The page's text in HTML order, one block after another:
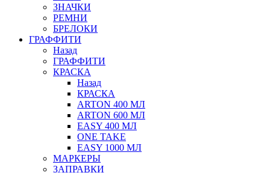
ЗНАЧКИ
РЕМНИ
БРЕЛОКИ
ГРАФФИТИ
Назад
ГРАФФИТИ
КРАСКА
Назад
КРАСКА
ARTON 400 МЛ
ARTON 600 МЛ
EASY 400 МЛ
ONE TAKE
EASY 1000 МЛ
МАРКЕРЫ
ЗАПРАВКИ